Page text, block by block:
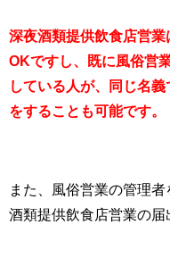
深夜酒類提供飲食店営
OKですし、既に風俗営
している人が、同じ名
をすることも可能です。
また、風俗営業の管理
酒類提供飲食店営業の届